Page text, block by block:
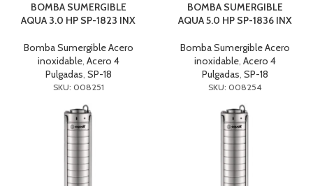
BOMBA SUMERGIBLE
AQUA 3.0 HP SP-1823 INX
Bomba Sumergible Acero
inoxidable, Acero 4
Pulgadas, SP-18
SKU: 008251
BOMBA SUMERGIBLE
AQUA 5.0 HP SP-1836 INX
Bomba Sumergible Acero
inoxidable, Acero 4
Pulgadas, SP-18
SKU: 008254